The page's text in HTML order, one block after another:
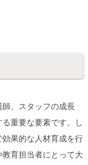
、スタッフの成長
重要な要素です。し
果的な人材育成を行
育担当者にとって大